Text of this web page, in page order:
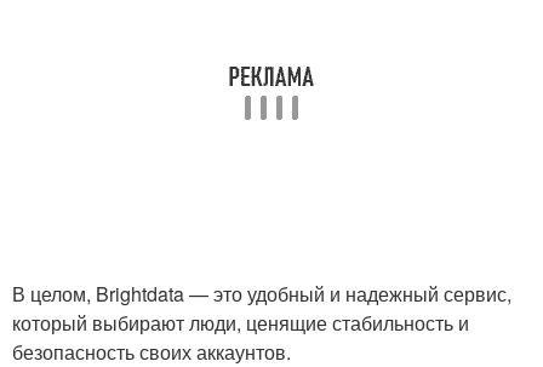
В целом, Brightdata — это удобный и надежный сервис,
который выбирают люди, ценящие стабильность и
безопасность своих аккаунтов.